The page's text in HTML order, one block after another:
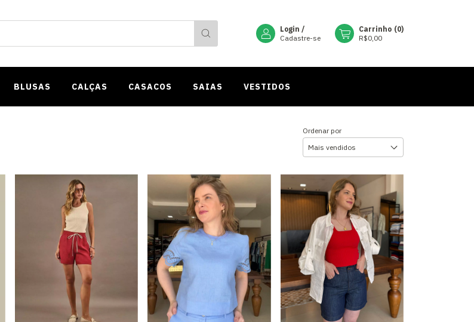
Login /
Cadastre-se
Carrinho (0)
R$0,00
BLUSAS CALÇAS CASACOS SAIAS VESTIDOS
Ordenar por